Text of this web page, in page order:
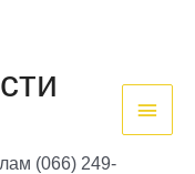
(066) 249-